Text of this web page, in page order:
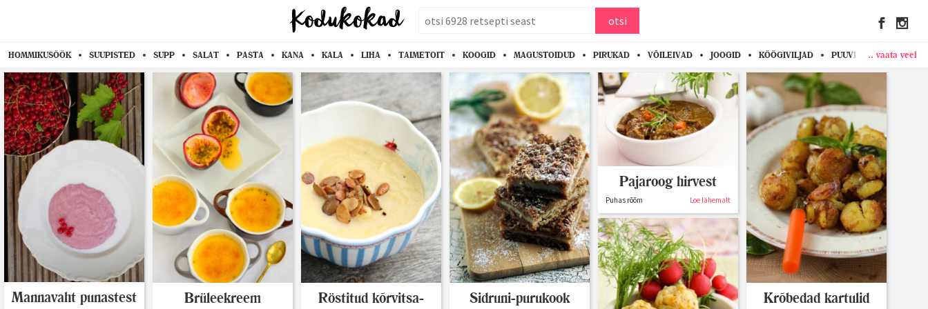
otsi
HOMMIKUSÖÖK SUUPISTED SUPP SALAT PASTA KANA KALA LIHA TAIMETOIT KOOGID MAGUSTOIDUD PIRUKAD VÕILEIVAD JOOGID KÖÖGIVILJAD PUUVILJAD MARJAD
.. vaata veel
Mannavaht punastest
Brüleekreem
Röstitud kõrvitsa-
Sidruni-purukook
Pajaroog hirvest
Puhas rõõm Loe lähemalt
Krõbedad kartulid